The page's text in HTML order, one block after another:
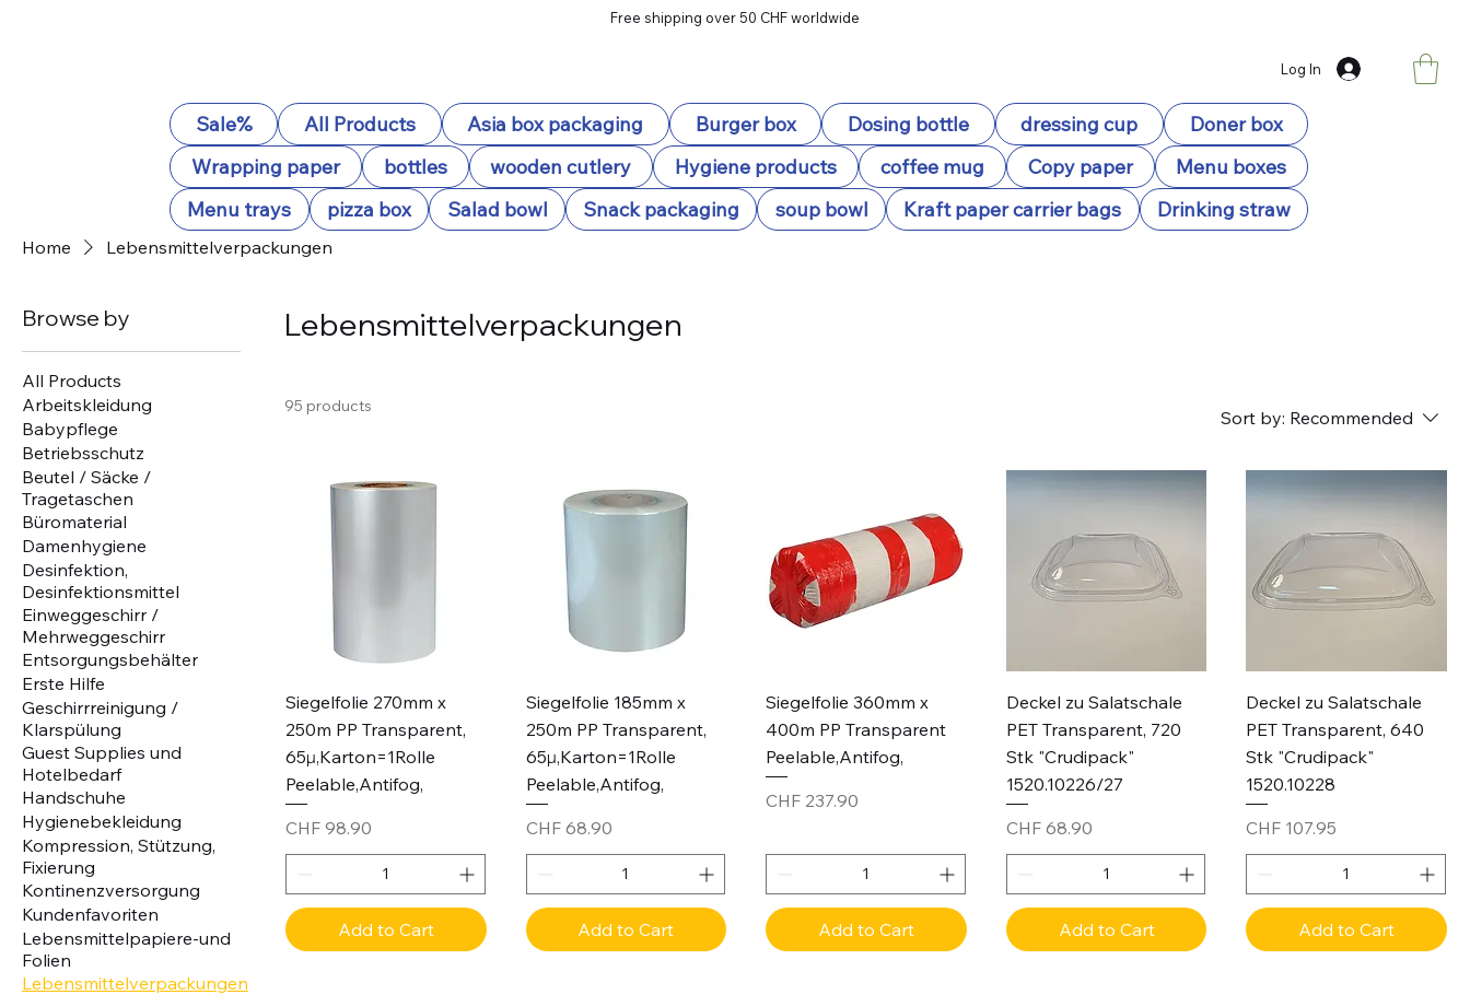
Free shipping over 50 CHF worldwide
Sale% All Products Asia box packaging Burger box Dosing bottle dressing cup
Doner box
Wrapping paper
bottles wooden cutlery Hygiene products coffee mug Copy paper
Menu boxes
Menu trays
pizza box Salad bowl Snack packaging soup bowl Kraft paper carrier bags Drinking straw
Log In
Home Lebensmittelverpackungen
Browse by
All Products
Arbeitskleidung
Babypflege
Betriebsschutz
Beutel / Säcke /
Tragetaschen
Büromaterial
Damenhygiene
Desinfektion,
Desinfektionsmittel
Einweggeschirr /
Mehrweggeschirr
Entsorgungsbehälter
Erste Hilfe
Geschirrreinigung /
Klarspülung
Guest Supplies und
Hotelbedarf
Handschuhe
Hygienebekleidung
Kompression, Stützung,
Fixierung
Kontinenzversorgung
Kundenfavoriten
Lebensmittelpapiere-und
Folien
Lebensmittelverpackungen
Lebensmittelverpackungen
95 products
Sort by: Recommended
Siegelfolie 270mm x
250m PP Transparent,
65µ,Karton=1Rolle
Peelable,Antifog,
Price
CHF 98.90
Add to Cart
Siegelfolie 185mm x
250m PP Transparent,
65µ,Karton=1Rolle
Peelable,Antifog,
Price
CHF 68.90
Add to Cart
Siegelfolie 360mm x
400m PP Transparent
Peelable,Antifog,
Price
CHF 237.90
Add to Cart
Deckel zu Salatschale
PET Transparent, 720
Stk "Crudipack"
1520.10226/27
Price
CHF 68.90
Add to Cart
Deckel zu Salatschale
PET Transparent, 640
Stk "Crudipack"
1520.10228
Price
CHF 107.95
Add to Cart